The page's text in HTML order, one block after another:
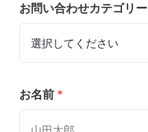
お問い合わせカテゴリー
お名前 *